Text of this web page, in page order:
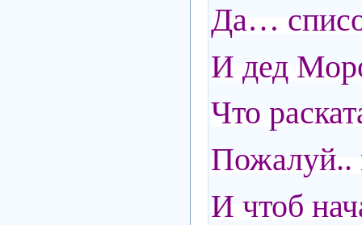
Да…
И дед
Что
Пожалуй..
И чтоб